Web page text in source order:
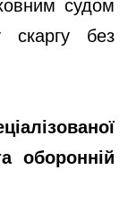
скаргу без
оборонній